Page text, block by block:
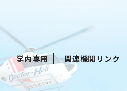
学内専用 関連機関リンク